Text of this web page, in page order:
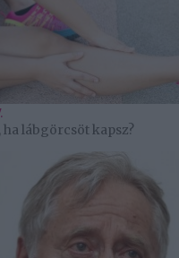
ha lábgörcsöt kapsz?